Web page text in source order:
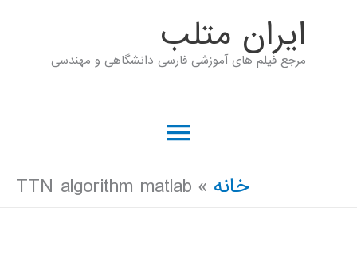
ايران متلب
مرجع فیلم های آموزشی فارسی دانشگاهی و مهندسی
فهرست
اصلی
خانه TTN algorithm matlab